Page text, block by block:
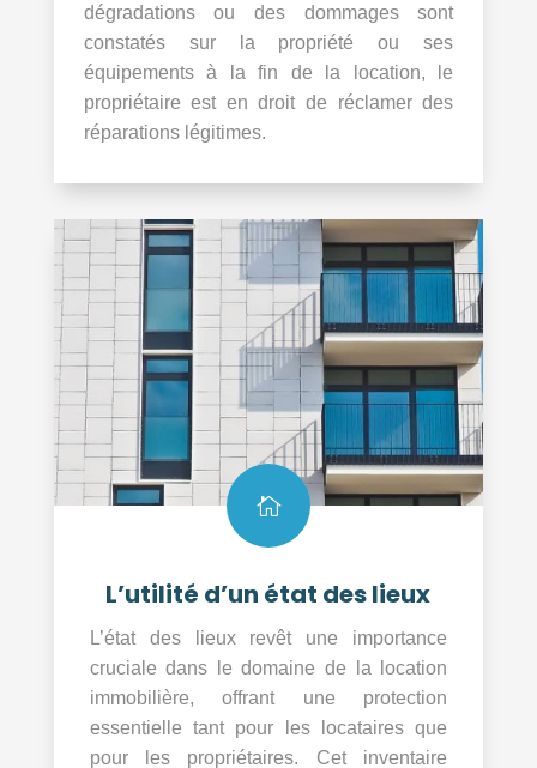
dégradations ou des dommages sont
constatés sur la propriété ou ses
équipements à la fin de la location, le
propriétaire est en droit de réclamer des
réparations légitimes.

L’utilité d’un état des lieux
L’état des lieux revêt une importance
cruciale dans le domaine de la location
immobilière, offrant une protection
essentielle tant pour les locataires que
pour les propriétaires. Cet inventaire